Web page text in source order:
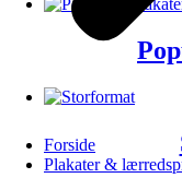
Forside
Plakater &